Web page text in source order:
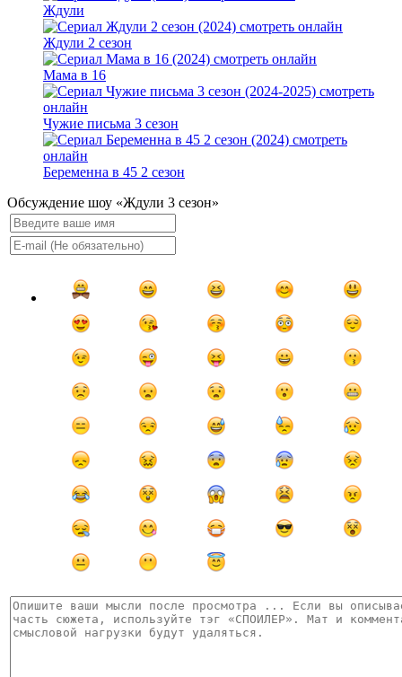
Ждули
Ждули 2 сезон
Мама в 16
Чужие письма 3 сезон
Беременна в 45 2 сезон
Обсуждение шоу «Ждули 3 сезон»